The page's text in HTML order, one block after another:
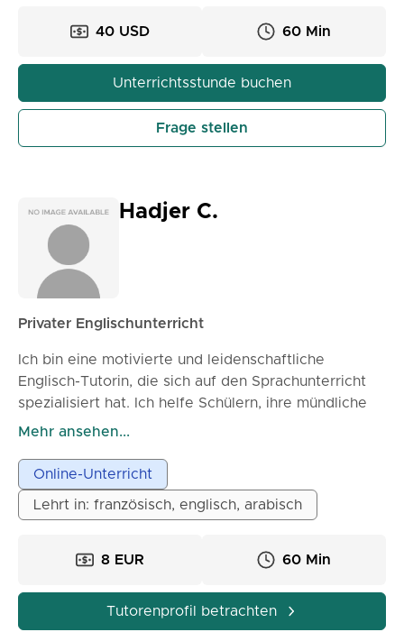
habe zehn Jahre lang Englisch im Ausland
Englisch bei einem großen digitalen
Lernunternehmen erstellt.
40 USD 60 Min
Unterrichtsstunde buchen
Frage stellen
Hadjer C.
Privater Englischunterricht
Ich bin eine motivierte und leidenschaftliche
Englisch-Tutorin, die sich auf den Sprachunterricht
spezialisiert hat. Ich helfe Schülern, ihre mündliche
und schriftliche Ausdrucksfähigkeit sowie ihr
ihrem Niveau zu verbessern. Meine Lektionen sind
interaktiv, praxisorientiert, auf Kommunikation
ausgerichtet und zielen auf schnelle Fortschritte ab.
eine persönliche Betreuung, um das Selbstvertrauen
akademischen und persönlichen Ziele zu erreichen.
Mehr ansehen...
Online-Unterricht
Lehrt in: französisch, englisch, arabisch
8 EUR 60 Min
Tutorenprofil betrachten